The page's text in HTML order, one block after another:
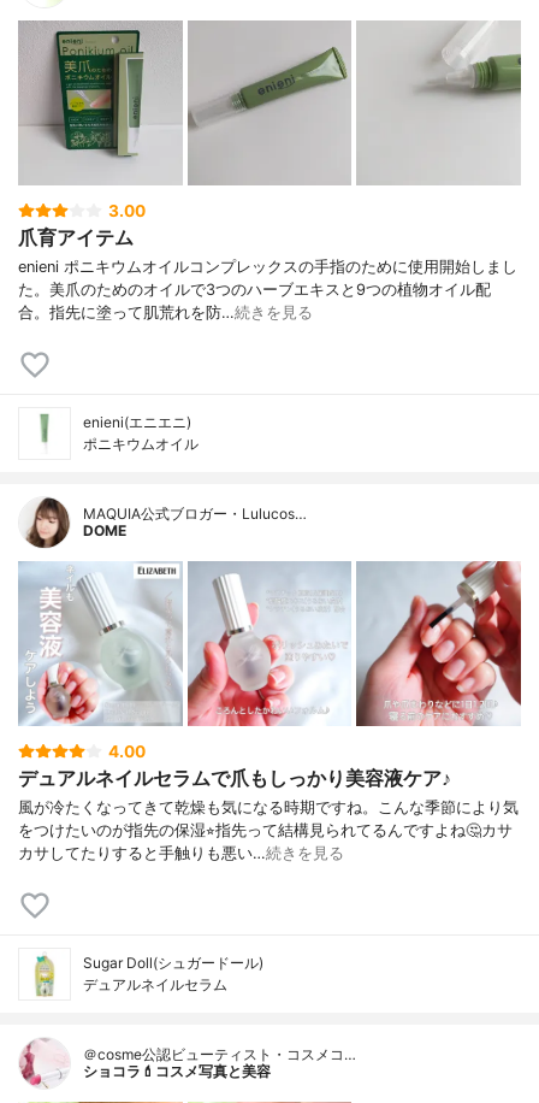
3.00
爪育アイテム
enieni ポニキウムオイルコンプレックスの手指のために使用開始しまし
た。美爪のためのオイルで3つのハーブエキスと9つの植物オイル配
合。指先に塗って肌荒れを防…続きを見る
enieni(エニエニ)
ポニキウムオイル
MAQUIA公式ブロガー・Lulucos…
DOME
4.00
デュアルネイルセラムで爪もしっかり美容液ケア♪
風が冷たくなってきて乾燥も気になる時期ですね。こんな季節により気
をつけたいのが指先の保湿⭐︎指先って結構見られてるんですよね🤔カサ
カサしてたりすると手触りも悪い…続きを見る
Sugar Doll(シュガードール)
デュアルネイルセラム
＠cosme公認ビューティスト・コスメコ…
ショコラ💄コスメ写真と美容